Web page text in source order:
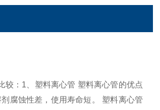
较：1、塑料离心管 塑料离心管的优点
腐蚀性差，使用寿命短。 塑料离心管